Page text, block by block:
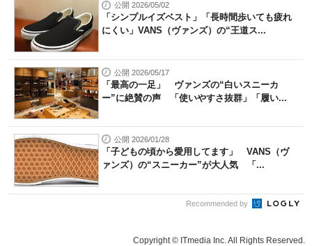
公開 2026/05/02
「シンプルイズベスト」「長時間歩いても疲れ
にくい」VANS（ヴァンズ）の“王道ス...
公開 2026/05/17
「最高の一足」 ヴァンズの“白いスニーカ
ー”に絶賛の声 「使いやすさ抜群」「履い...
公開 2026/01/28
「子どもの頃から愛用してます」 VANS（ヴ
ァンズ）の“スニーカー”が大人気 「...
Recommended by
Copyright © ITmedia Inc. All Rights Reserved.